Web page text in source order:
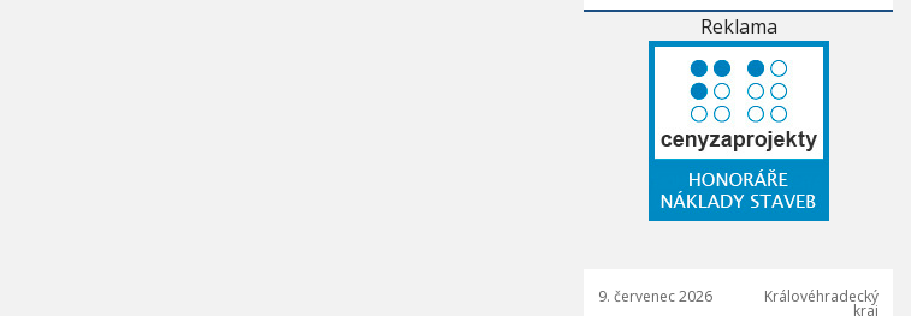
Reklama
9. červenec 2026 Královéhradecký
kraj